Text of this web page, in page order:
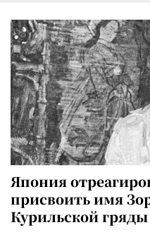
Япония
присвоить имя
Курильской гряды